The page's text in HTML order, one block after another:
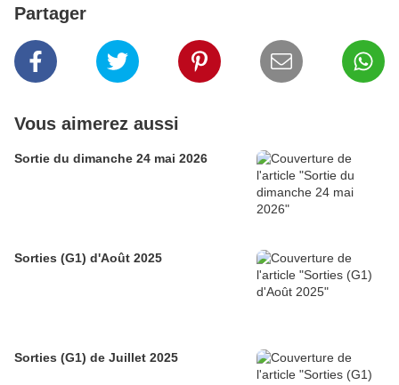
Partager
Vous aimerez aussi
Sortie du dimanche 24 mai 2026
Sorties (G1) d'Août 2025
Sorties (G1) de Juillet 2025